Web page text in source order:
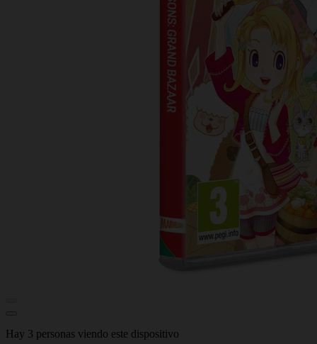
Hay 3 personas viendo este dispositivo